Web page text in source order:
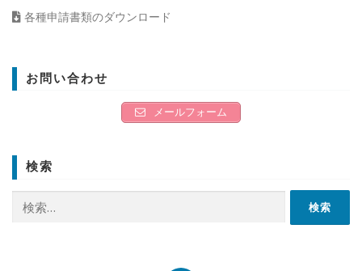
各種申請書類のダウンロード
お問い合わせ
メールフォーム
検索